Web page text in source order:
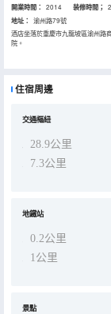
開業時間： 2014 装修時間；
地址：
渝州路79號
酒店坐落於重慶市九龍坡區渝州路
院。
酒店緊鄰輕軌1號線和歇台子公交
酒店為多風格豪華主題酒店，總
別樣的入住體驗。
住宿周邊
交通樞紐
28.9公里
7.3公里
地鐵站
0.2公里
1公里
景點